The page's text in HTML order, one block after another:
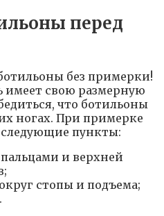
перед
без примерки!
имеет свою размерную
что ботильоны
ногах. При примерке
пункты:
и верхней
стопы и подъема;